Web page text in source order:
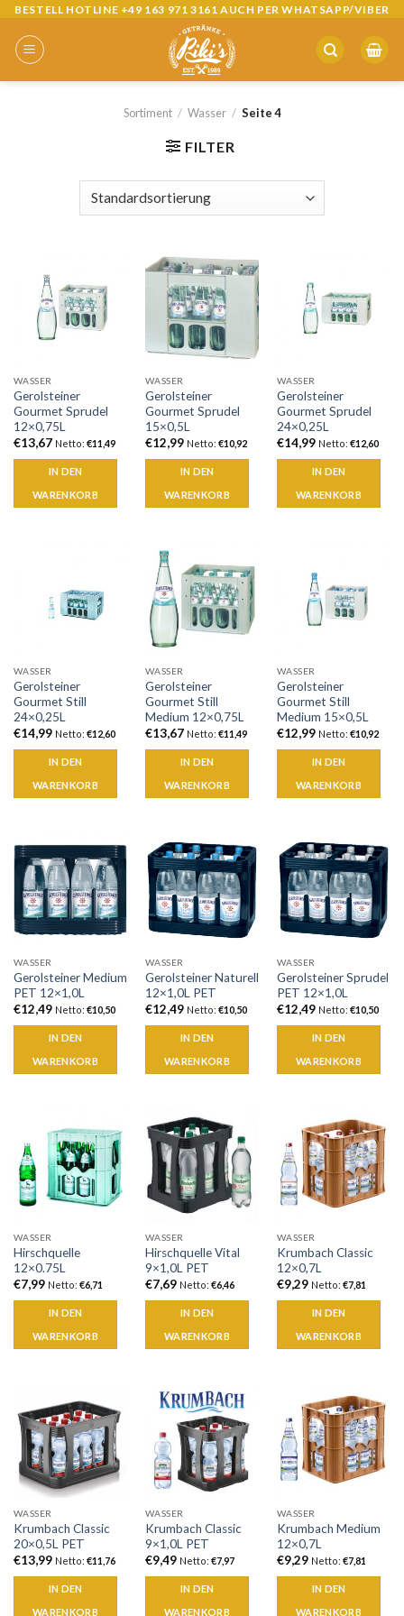
Skip
content
BESTELL HOTLINE +49 163 971 3161 AUCH PER WHATSAPP/VIBER
Sortiment / Wasser / Seite 4
FILTER
WASSER
Gerolsteiner
Gourmet Sprudel
12×0,75L
€13,67 Netto: €11,49
IN DEN
WARENKORB
WASSER
Gerolsteiner
Gourmet Sprudel
15×0,5L
€12,99 Netto: €10,92
IN DEN
WARENKORB
WASSER
Gerolsteiner
Gourmet Sprudel
24×0,25L
€14,99 Netto: €12,60
IN DEN
WARENKORB
WASSER
Gerolsteiner
Gourmet Still
24×0,25L
€14,99 Netto: €12,60
IN DEN
WARENKORB
WASSER
Gerolsteiner
Gourmet Still
Medium 12×0,75L
€13,67 Netto: €11,49
IN DEN
WARENKORB
WASSER
Gerolsteiner
Gourmet Still
Medium 15×0,5L
€12,99 Netto: €10,92
IN DEN
WARENKORB
WASSER
Gerolsteiner Medium
PET 12×1,0L
€12,49 Netto: €10,50
IN DEN
WARENKORB
WASSER
Gerolsteiner Naturell
12×1,0L PET
€12,49 Netto: €10,50
IN DEN
WARENKORB
WASSER
Gerolsteiner Sprudel
PET 12×1,0L
€12,49 Netto: €10,50
IN DEN
WARENKORB
WASSER
Hirschquelle
12×0.75L
€7,99 Netto: €6,71
IN DEN
WARENKORB
WASSER
Hirschquelle Vital
9×1,0L PET
€7,69 Netto: €6,46
IN DEN
WARENKORB
WASSER
Krumbach Classic
12×0,7L
€9,29 Netto: €7,81
IN DEN
WARENKORB
WASSER
Krumbach Classic
20×0,5L PET
€13,99 Netto: €11,76
IN DEN
WARENKORB
WASSER
Krumbach Classic
9×1,0L PET
€9,49 Netto: €7,97
IN DEN
WARENKORB
WASSER
Krumbach Medium
12×0,7L
€9,29 Netto: €7,81
IN DEN
WARENKORB